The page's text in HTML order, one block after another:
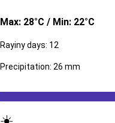
Max: 28°C / Min: 22°C
Rayiny days: 12
Precipitation: 26 mm